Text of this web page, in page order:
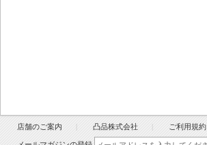
店舗のご案内 凸品株式会社 ご利用規約